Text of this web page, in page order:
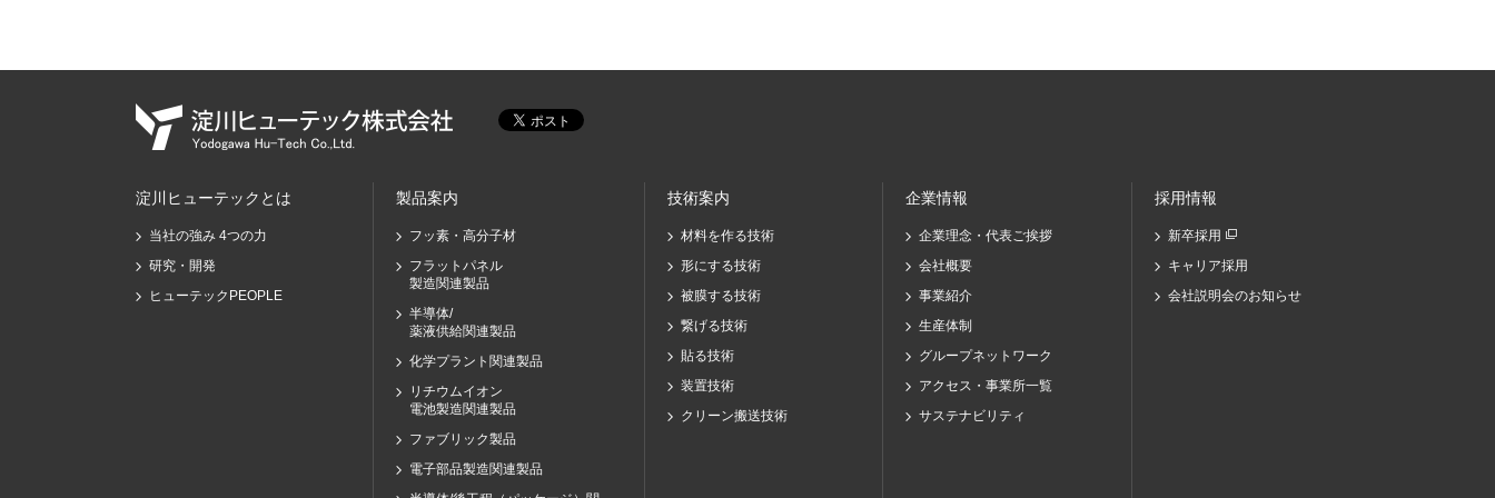
淀川ヒューテックとは
当社の強み 4つの力
研究・開発
ヒューテックPEOPLE
製品案内
フッ素・高分子材
フラットパネル
製造関連製品
半導体/
薬液供給関連製品
化学プラント関連製品
リチウムイオン
電池製造関連製品
ファブリック製品
電子部品製造関連製品
技術案内
材料を作る技術
形にする技術
被膜する技術
繋げる技術
貼る技術
装置技術
クリーン搬送技術
企業情報
企業理念・代表ご挨拶
会社概要
事業紹介
生産体制
グループネットワーク
アクセス・事業所一覧
サステナビリティ
採用情報
新卒採用
キャリア採用
会社説明会のお知らせ